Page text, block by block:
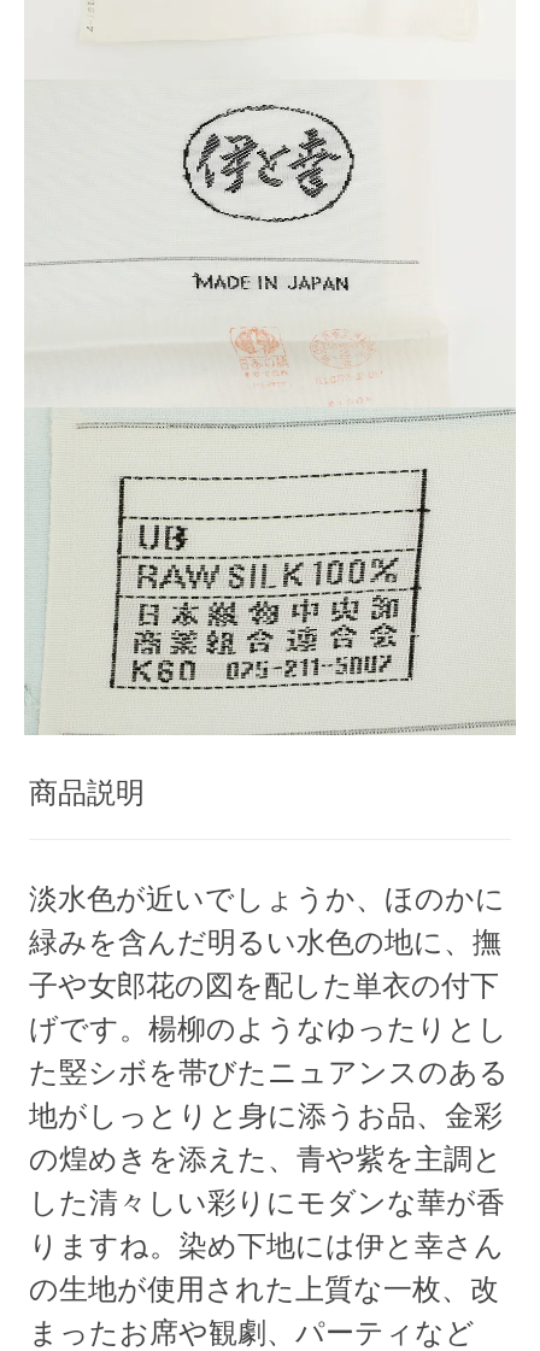
商品説明
淡水色が近いでしょうか、ほのかに
緑みを含んだ明るい水色の地に、撫
子や女郎花の図を配した単衣の付下
げです。楊柳のようなゆったりとし
た竪シボを帯びたニュアンスのある
地がしっとりと身に添うお品、金彩
の煌めきを添えた、青や紫を主調と
した清々しい彩りにモダンな華が香
りますね。染め下地には伊と幸さん
の生地が使用された上質な一枚、改
まったお席や観劇、パーティなど